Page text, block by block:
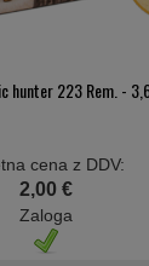
hunter 223 Rem. -
cena z DDV:
2,00 €
Zaloga